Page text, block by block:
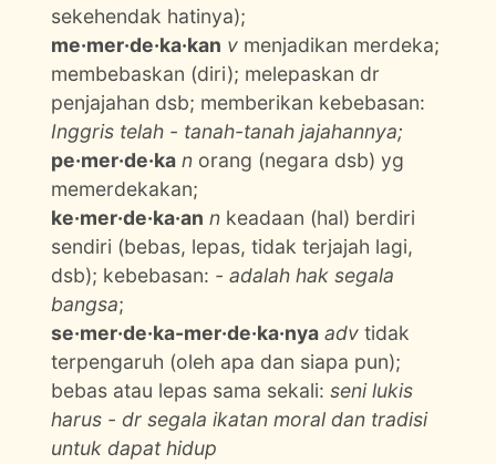
sekehendak hatinya);
me·mer·de·ka·kan v menjadikan merdeka;
membebaskan (diri); melepaskan dr
penjajahan dsb; memberikan kebebasan:
Inggris telah - tanah-tanah jajahannya;
pe·mer·de·ka n orang (negara dsb) yg
memerdekakan;
ke·mer·de·ka·an n keadaan (hal) berdiri
sendiri (bebas, lepas, tidak terjajah lagi,
dsb); kebebasan: - adalah hak segala
bangsa;
se·mer·de·ka-mer·de·ka·nya adv tidak
terpengaruh (oleh apa dan siapa pun);
bebas atau lepas sama sekali:seni lukis
harus - dr segala ikatan moral dan tradisi
untuk dapat hidup